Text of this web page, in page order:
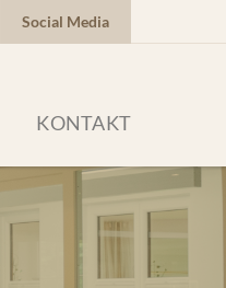
Social Media
KONTAKT